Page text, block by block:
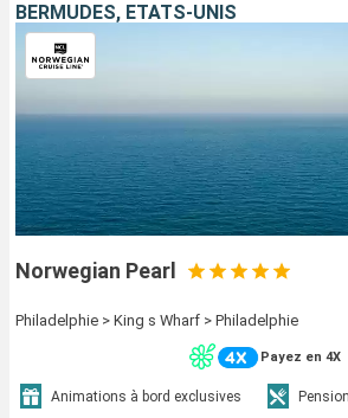
BERMUDES, ÉTATS-UNIS
Norwegian Pearl
Philadelphie > King s Wharf > Philadelphie
Payez en 4X
Animations à bord exclusives